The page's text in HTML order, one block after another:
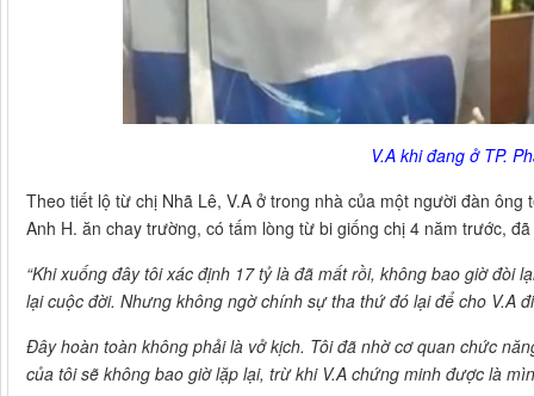
V.A khi đang ở TP.
Theo tiết lộ từ chị Nhã Lê, V.A ở trong nhà của một người đàn
Anh H. ăn chay trường, có tấm lòng từ bi giống chị 4 năm trước,
“Khi xuống đây tôi xác định 17 tỷ là đã mất rồi, không bao giờ đòi
lại cuộc đời. Nhưng không ngờ chính sự tha thứ đó lại để cho V.A
Đây hoàn toàn không phải là vở kịch. Tôi đã nhờ cơ quan chức
của tôi sẽ không bao giờ lặp lại, trừ khi V.A chứng minh được là